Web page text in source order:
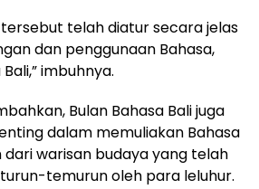
telah diatur secara jelas
dan penggunaan Bahasa,
imbuhnya.
Bulan Bahasa Bali juga
dalam memuliakan Bahasa
dari warisan budaya yang telah
temurun oleh para leluhur.